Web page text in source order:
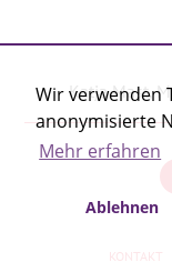
Wir verwenden
anonymisierte
Mehr erfahren
Ablehnen
Katja Mast,
KONTAKT